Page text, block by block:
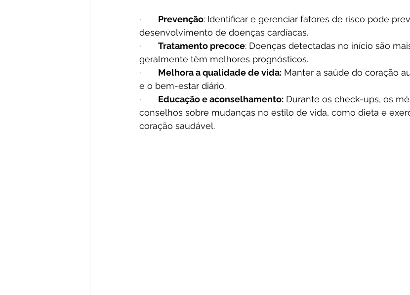
· Prevenção: Identificar e gerenciar fatores de risco pode
desenvolvimento de doenças cardíacas.
· Tratamento precoce: Doenças detectadas no início são
geralmente têm melhores prognósticos.
· Melhora a qualidade de vida: Manter a saúde do coração
e o bem-estar diário.
· Educação e aconselhamento: Durante os check-ups, os
conselhos sobre mudanças no estilo de vida, como dieta e
coração saudável.